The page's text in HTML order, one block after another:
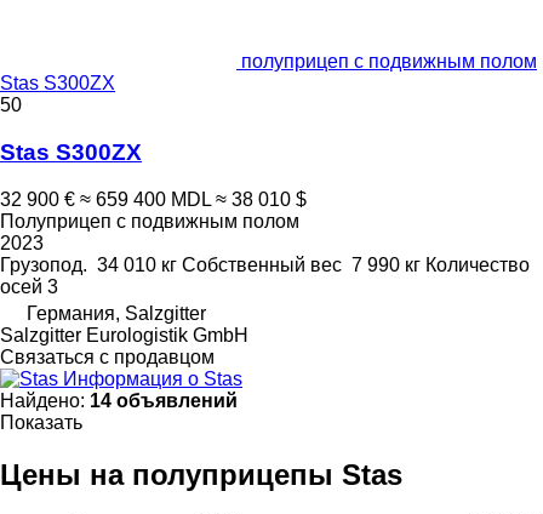
полуприцеп с подвижным полом
Stas S300ZX
50
Stas S300ZX
32 900 € ≈ 659 400 MDL ≈ 38 010 $
Полуприцеп с подвижным полом
2023
Грузопод. 34 010 кг Собственный вес 7 990 кг Количество
осей 3
Германия, Salzgitter
Salzgitter Eurologistik GmbH
Связаться с продавцом
Информация о Stas
Найдено: 14 объявлений
Показать
Цены на полуприцепы Stas